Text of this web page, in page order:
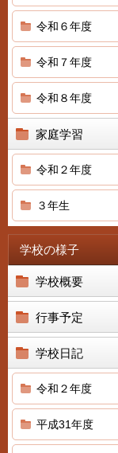
令和６年度
令和７年度
令和８年度
家庭学習
令和２年度
３年生
学校の様子
学校概要
行事予定
学校日記
令和２年度
平成31年度